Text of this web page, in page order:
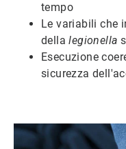
tempo
Le variabili che
dellalegionella
Esecuzione
sicurezza